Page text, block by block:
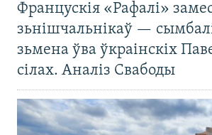
Францускія «Рафалі»
зьнішчальнікаў —
зьмена ўва ўкраінскіх
сілах. Аналіз Свабоды